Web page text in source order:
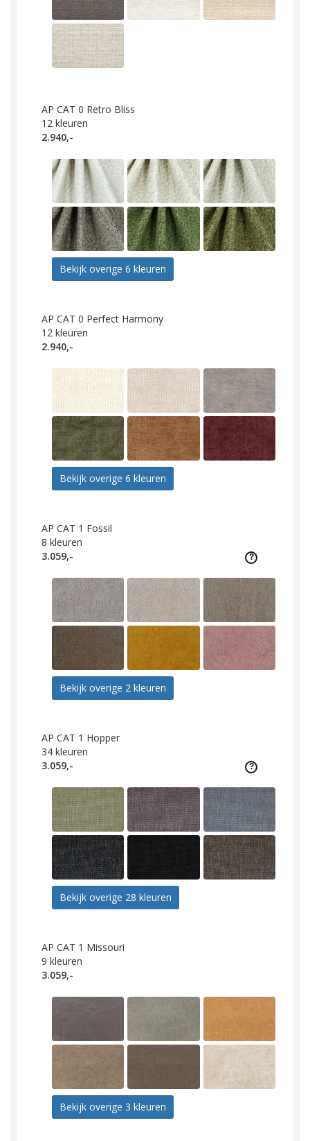
AP CAT 0 Retro Bliss
12 kleuren
2.940,-
Bekijk overige 6 kleuren
AP CAT 0 Perfect Harmony
12 kleuren
2.940,-
Bekijk overige 6 kleuren
AP CAT 1 Fossil
8 kleuren
3.059,-
Bekijk overige 2 kleuren
AP CAT 1 Hopper
34 kleuren
3.059,-
Bekijk overige 28 kleuren
AP CAT 1 Missouri
9 kleuren
3.059,-
Bekijk overige 3 kleuren